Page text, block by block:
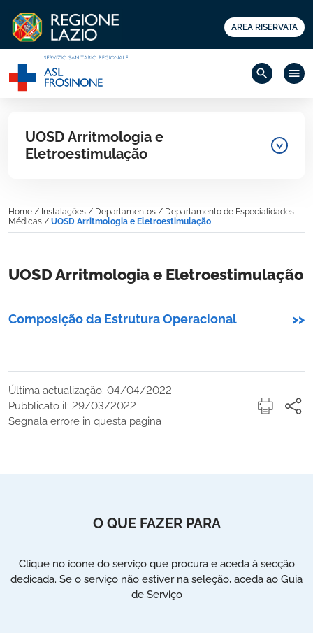
AREA RISERVATA
search menu
UOSD Arritmologia e
Eletroestimulação
Home / Instalações / Departamentos / Departamento de Especialidades
Médicas / UOSD Arritmologia e Eletroestimulação
UOSD Arritmologia e Eletroestimulação
Composição da Estrutura Operacional >>
Última actualização: 04/04/2022
Pubblicato il: 29/03/2022
Segnala errore in questa pagina
O QUE FAZER PARA
Clique no ícone do serviço que procura e aceda à secção
dedicada. Se o serviço não estiver na seleção, aceda ao Guia
de Serviço